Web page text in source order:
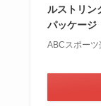
ルストリン
パッケージ
ABCスポー